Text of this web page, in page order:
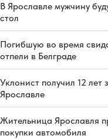
В Ярославле мужчину
стол
Погибшую во время
отпели в Белграде
Уклонист получил 12 лет
Ярославле
Жительница Ярославля
покупки автомобиля